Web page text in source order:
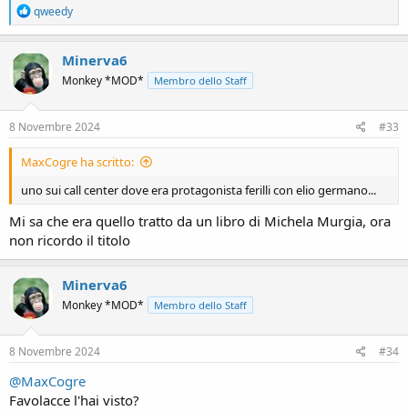
R
e
a
c
t
i
o
n
s
qweedy
Minerva6
Monkey *MOD* Membro dello Staff
8 Novembre 2024 #33
MaxCogre ha scritto:
uno sui call center dove era protagonista ferilli con elio germano...
Mi sa che era quello tratto da un libro di Michela Murgia, ora
non ricordo il titolo
Minerva6
Monkey *MOD* Membro dello Staff
8 Novembre 2024 #34
@MaxCogre
Favolacce l'hai visto?